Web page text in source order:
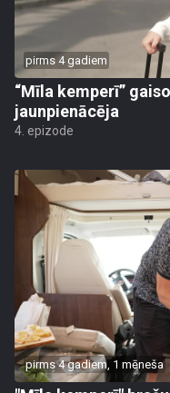
pirms 4 gadiem
“Mīla kemperī”
jaunpienācēja
4. epizode
pirms 4 gadiem, 1 mēneša